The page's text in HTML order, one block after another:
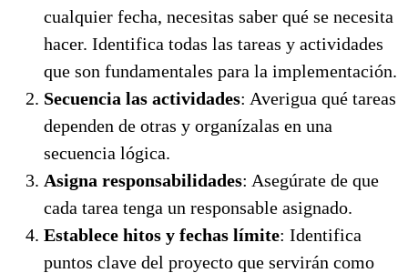
cualquier fecha, necesitas saber qué se necesita
hacer. Identifica todas las tareas y actividades
que son fundamentales para la implementación.
Secuencia las actividades: Averigua qué tareas
dependen de otras y organízalas en una
secuencia lógica.
Asigna responsabilidades: Asegúrate de que
cada tarea tenga un responsable asignado.
Establece hitos y fechas límite: Identifica
puntos clave del proyecto que servirán como